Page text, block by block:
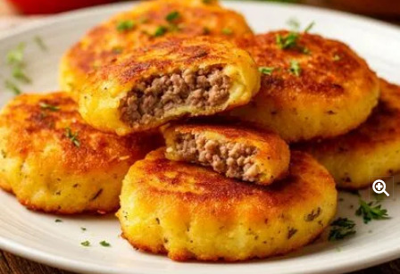
«Колдуны»: старинный рецепт, о котором незаслуженно забыли
– понадобится картофель и фарш
Городовой ру